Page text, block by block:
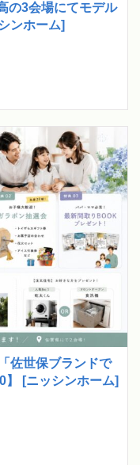
の3会場にてモデル
ンホーム]
佐世保ブランドで
】 [ニッシンホーム]